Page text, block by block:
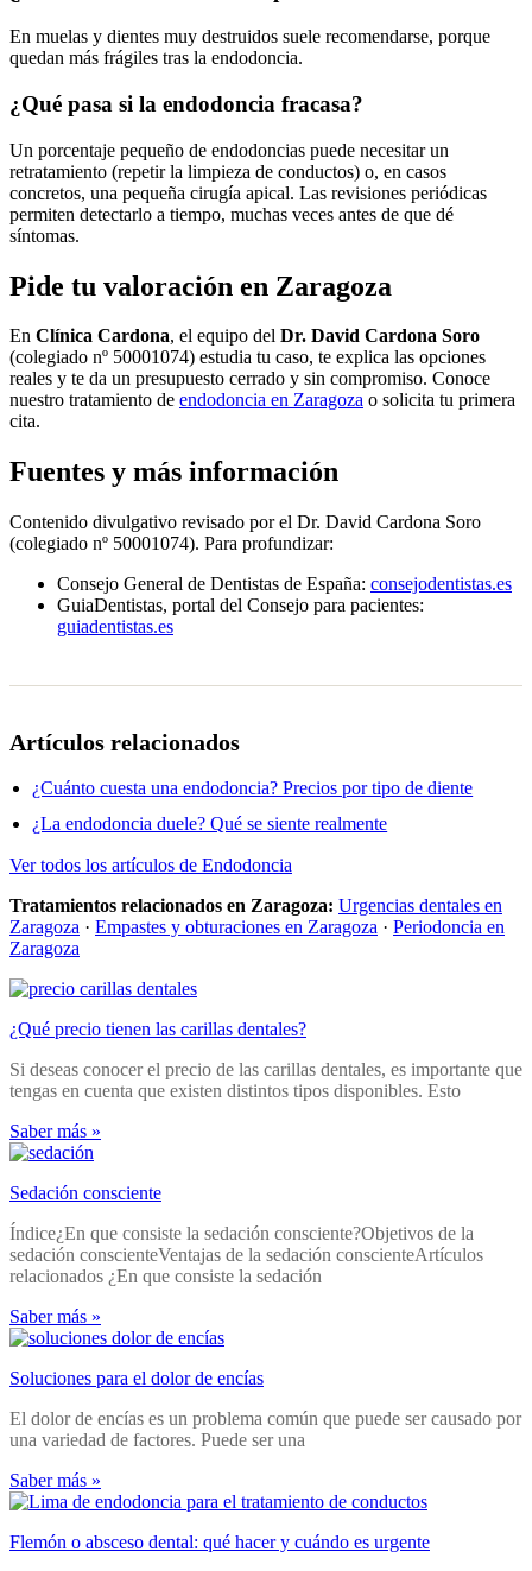
En muelas y dientes muy destruidos suele recomendarse, porque
quedan más frágiles tras la endodoncia.
¿Qué pasa si la endodoncia fracasa?
Un porcentaje pequeño de endodoncias puede necesitar un
retratamiento (repetir la limpieza de conductos) o, en casos
concretos, una pequeña cirugía apical. Las revisiones periódicas
permiten detectarlo a tiempo, muchas veces antes de que dé
síntomas.
Pide tu valoración en Zaragoza
En Clínica Cardona, el equipo del Dr. David Cardona Soro
(colegiado nº 50001074) estudia tu caso, te explica las opciones
reales y te da un presupuesto cerrado y sin compromiso. Conoce
nuestro tratamiento de endodoncia en Zaragoza o solicita tu primera
cita.
Fuentes y más información
Contenido divulgativo revisado por el Dr. David Cardona Soro
(colegiado nº 50001074). Para profundizar:
Consejo General de Dentistas de España: consejodentistas.es
GuiaDentistas, portal del Consejo para pacientes:
guiadentistas.es
Artículos relacionados
¿Cuánto cuesta una endodoncia? Precios por tipo de diente
¿La endodoncia duele? Qué se siente realmente
Ver todos los artículos de Endodoncia
Tratamientos relacionados en Zaragoza: Urgencias dentales en
Zaragoza · Empastes y obturaciones en Zaragoza · Periodoncia en
Zaragoza
¿Qué precio tienen las carillas dentales?
Si deseas conocer el precio de las carillas dentales, es importante que
tengas en cuenta que existen distintos tipos disponibles. Esto
Saber más »
Sedación consciente
Índice¿En que consiste la sedación consciente?Objetivos de la
sedación conscienteVentajas de la sedación conscienteArtículos
relacionados ¿En que consiste la sedación
Saber más »
Soluciones para el dolor de encías
El dolor de encías es un problema común que puede ser causado por
una variedad de factores. Puede ser una
Saber más »
Flemón o absceso dental: qué hacer y cuándo es urgente